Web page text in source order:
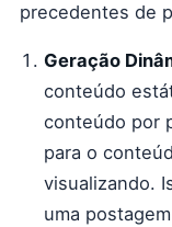
precedentes de
Geração
conteúdo
conteúdo por
para o
visualizando.
uma